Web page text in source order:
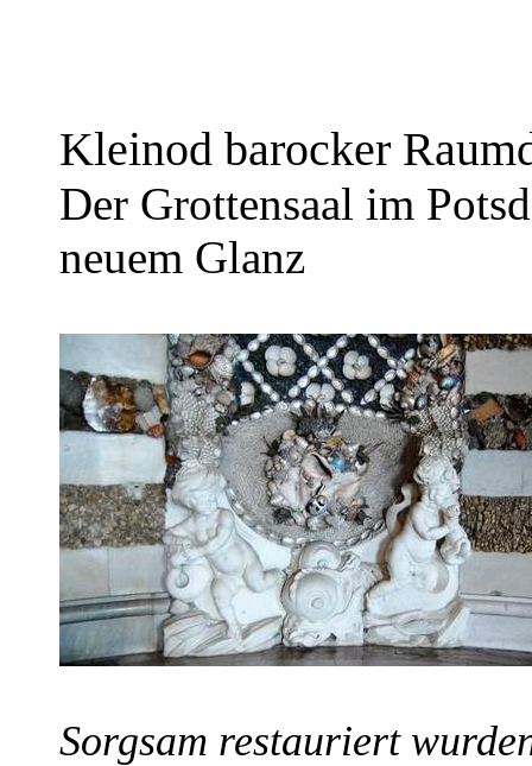
Kleinod barocker
Der Grottensaal im
neuem Glanz
Sorgsam restauriert